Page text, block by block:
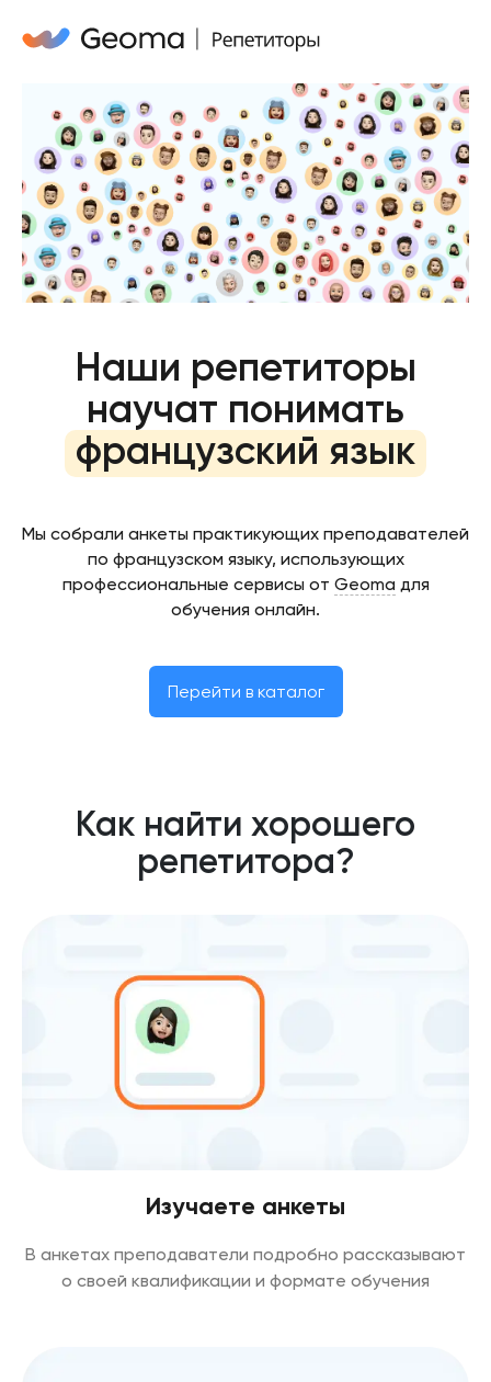
Наши репетиторы
научат понимать
французский язык
Мы собрали анкеты практикующих преподавателей
по французском языку, использующих
профессиональные сервисы от Geoma для
обучения онлайн.
Перейти в каталог
Как найти хорошего
репетитора?
Изучаете анкеты
В анкетах преподаватели подробно рассказывают
о своей квалификации и формате обучения